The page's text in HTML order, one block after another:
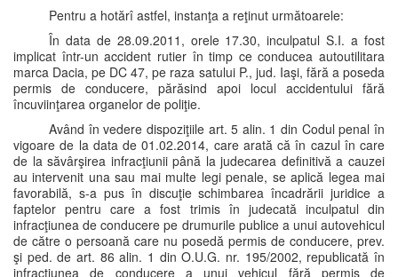
Pentru a hotărî astfel, instanţa a reţinut următoarele:
În data de 28.09.2011, orele 17.30, inculpatul S.I. a fost
implicat într-un accident rutier în timp ce conducea autoutilitara
marca Dacia, pe DC 47, pe raza satului P., jud. Iaşi, fără a poseda
permis de conducere, părăsind apoi locul accidentului fără
încuviinţarea organelor de poliţie.
Având în vedere dispoziţiile art. 5 alin. 1 din Codul penal în
vigoare de la data de 01.02.2014, care arată că în cazul în care
de la săvârşirea infracţiunii până la judecarea definitivă a cauzei
au intervenit una sau mai multe legi penale, se aplică legea mai
favorabilă, s-a pus în discuţie schimbarea încadrării juridice a
faptelor pentru care a fost trimis în judecată inculpatul din
infracţiunea de conducere pe drumurile publice a unui autovehicul
de către o persoană care nu posedă permis de conducere, prev.
şi ped. de art. 86 alin. 1 din O.U.G. nr. 195/2002, republicată în
infracţiunea de conducere a unui vehicul fără permis de